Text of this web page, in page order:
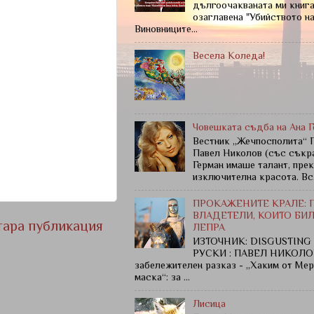
публикация
дългоочакваната ми
озаглавена "Убийството
Виновниците...
Весела Коледа!
Човешката съдба на Ана
Вестник „Жечпосполита“
Павел Николов (със
Герман имаше талант,
изключителна красота.
ПРОКАЖЕНИТЕ КРАЛЕ:
ВЛАДЕТЕЛИ, КОИТО
ЛЕПРА
ИЗТОЧНИК:
РУСКИ : ПАВЕЛ НИКОЛОВ
забележителен разказ - „Хаким от
маска“: за ...
Лисица